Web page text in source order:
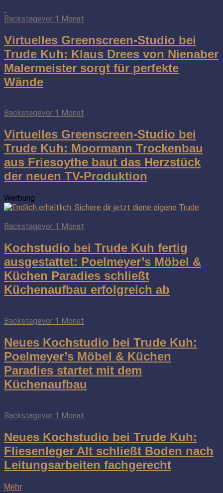
Backstagevor 1 Monat
Virtuelles Greenscreen-Studio bei
Trude Kuh: Klaus Drees von Nienaber
Malermeister sorgt für perfekte
Wände
Backstagevor 1 Monat
Virtuelles Greenscreen-Studio bei
Trude Kuh: Moormann Trockenbau
aus Friesoythe baut das Herzstück
der neuen TV-Produktion
Werbung
Backstagevor 1 Monat
Kochstudio bei Trude Kuh fertig
ausgestattet: Poelmeyer’s Möbel &
Küchen Paradies schließt
Küchenaufbau erfolgreich ab
Backstagevor 1 Monat
Neues Kochstudio bei Trude Kuh:
Poelmeyer’s Möbel & Küchen
Paradies startet mit dem
Küchenaufbau
Backstagevor 1 Monat
Neues Kochstudio bei Trude Kuh:
Fliesenleger Alt schließt Boden nach
Leitungsarbeiten fachgerecht
Mehr